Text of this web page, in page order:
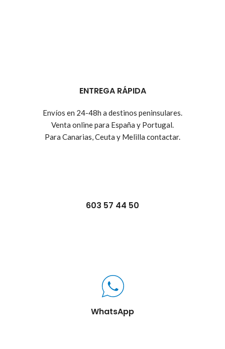
ENTREGA RÁPIDA
Envíos en 24-48h a destinos peninsulares.
Venta online para España y Portugal.
Para Canarias, Ceuta y Melilla contactar.
603 57 44 50
WhatsApp